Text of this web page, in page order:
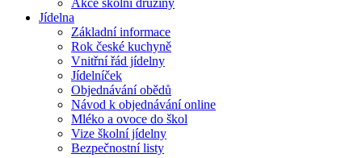
Jídelna
Základní informace
Rok české kuchyně
Vnitřní řád jídelny
Jídelníček
Objednávání obědů
Návod k objednávání online
Mléko a ovoce do škol
Vize školní jídelny
Bezpečnostní listy